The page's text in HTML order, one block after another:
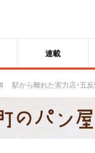
連載
駅から離れた実力店・五